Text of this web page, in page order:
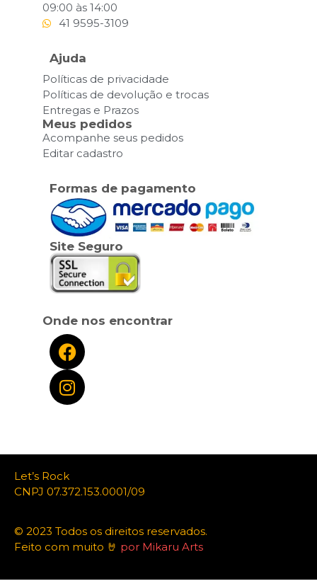
09:00 às 14:00
41 9595-3109
Ajuda
Políticas de privacidade
Políticas de devolução e trocas
Entregas e Prazos
Meus pedidos
Acompanhe seus pedidos
Editar cadastro
Formas de pagamento
Site Seguro
Onde nos encontrar
Let’s Rock
CNPJ 07.372.153.0001/09
© 2023 Todos os direitos reservados.
Feito com muito 🤘 por Mikaru Arts